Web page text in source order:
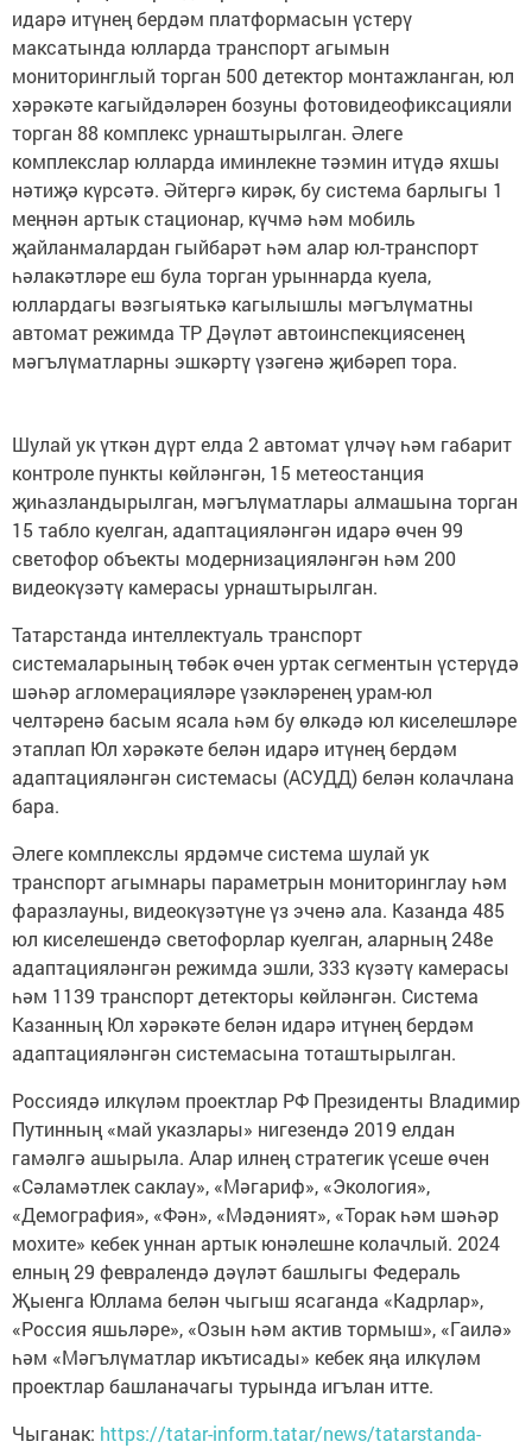
идарә итүнең бердәм платформасын үстерү
максатында юлларда транспорт агымын
мониторинглый торган 500 детектор монтажланган, юл
хәрәкәте кагыйдәләрен бозуны фотовидеофиксацияли
торган 88 комплекс урнаштырылган. Әлеге
комплекслар юлларда иминлекне тәэмин итүдә яхшы
нәтиҗә күрсәтә. Әйтергә кирәк, бу система барлыгы 1
меңнән артык стационар, күчмә һәм мобиль
җайланмалардан гыйбарәт һәм алар юл-транспорт
һәлакәтләре еш була торган урыннарда куела,
юллардагы вәзгыятькә кагылышлы мәгълүматны
автомат режимда ТР Дәүләт автоинспекциясенең
мәгълүматларны эшкәртү үзәгенә җибәреп тора.
Шулай ук үткән дүрт елда 2 автомат үлчәү һәм габарит
контроле пункты көйләнгән, 15 метеостанция
җиһазландырылган, мәгълүматлары алмашына торган
15 табло куелган, адаптацияләнгән идарә өчен 99
светофор объекты модернизацияләнгән һәм 200
видеокүзәтү камерасы урнаштырылган.
Татарстанда интеллектуаль транспорт
системаларының төбәк өчен уртак сегментын үстерүдә
шәһәр агломерацияләре үзәкләренең урам-юл
челтәренә басым ясала һәм бу өлкәдә юл киселешләре
этаплап Юл хәрәкәте белән идарә итүнең бердәм
адаптацияләнгән системасы (АСУДД) белән колачлана
бара.
Әлеге комплекслы ярдәмче система шулай ук
транспорт агымнары параметрын мониторинглау һәм
фаразлауны, видеокүзәтүне үз эченә ала. Казанда 485
юл киселешендә светофорлар куелган, аларның 248е
адаптацияләнгән режимда эшли, 333 күзәтү камерасы
һәм 1139 транспорт детекторы көйләнгән. Система
Казанның Юл хәрәкәте белән идарә итүнең бердәм
адаптацияләнгән системасына тоташтырылган.
Россиядә илкүләм проектлар РФ Президенты Владимир
Путинның «май указлары» нигезендә 2019 елдан
гамәлгә ашырыла. Алар илнең стратегик үсеше өчен
«Сәламәтлек саклау», «Мәгариф», «Экология»,
«Демография», «Фән», «Мәдәният», «Торак һәм шәһәр
мохите» кебек уннан артык юнәлешне колачлый. 2024
елның 29 февралендә дәүләт башлыгы Федераль
Җыенга Юллама белән чыгыш ясаганда «Кадрлар»,
«Россия яшьләре», «Озын һәм актив тормыш», «Гаилә»
һәм «Мәгълүматлар икътисады» кебек яңа илкүләм
проектлар башланачагы турында игълан итте.
Чыганак: https://tatar-inform.tatar/news/tatarstanda-